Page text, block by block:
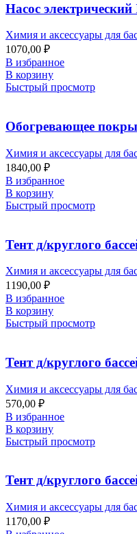
Насос
Химия и аксессуары для
1070,00 ₽
В избранное
В корзину
Быстрый просмотр
Обогревающее
Химия и аксессуары для
1840,00 ₽
В избранное
В корзину
Быстрый просмотр
Тент д/круглого
Химия и аксессуары для
1190,00 ₽
В избранное
В корзину
Быстрый просмотр
Тент д/круглого
Химия и аксессуары для
570,00 ₽
В избранное
В корзину
Быстрый просмотр
Тент д/круглого
Химия и аксессуары для
1170,00 ₽